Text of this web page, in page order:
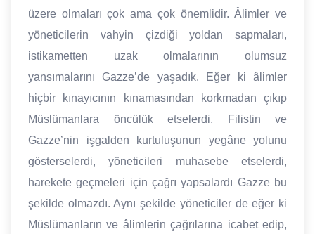
üzere olmaları çok ama çok önemlidir. Âlimler ve
yöneticilerin vahyin çizdiği yoldan sapmaları,
istikametten uzak olmalarının olumsuz
yansımalarını Gazze’de yaşadık. Eğer ki âlimler
hiçbir kınayıcının kınamasından korkmadan çıkıp
Müslümanlara öncülük etselerdi, Filistin ve
Gazze’nin işgalden kurtuluşunun yegâne yolunu
gösterselerdi, yöneticileri muhasebe etselerdi,
harekete geçmeleri için çağrı yapsalardı Gazze bu
şekilde olmazdı. Aynı şekilde yöneticiler de eğer ki
Müslümanların ve âlimlerin çağrılarına icabet edip,